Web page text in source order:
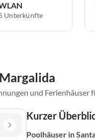
Unterkünfte
und Ferienhäuser
Kurzer
Poolhäuser in